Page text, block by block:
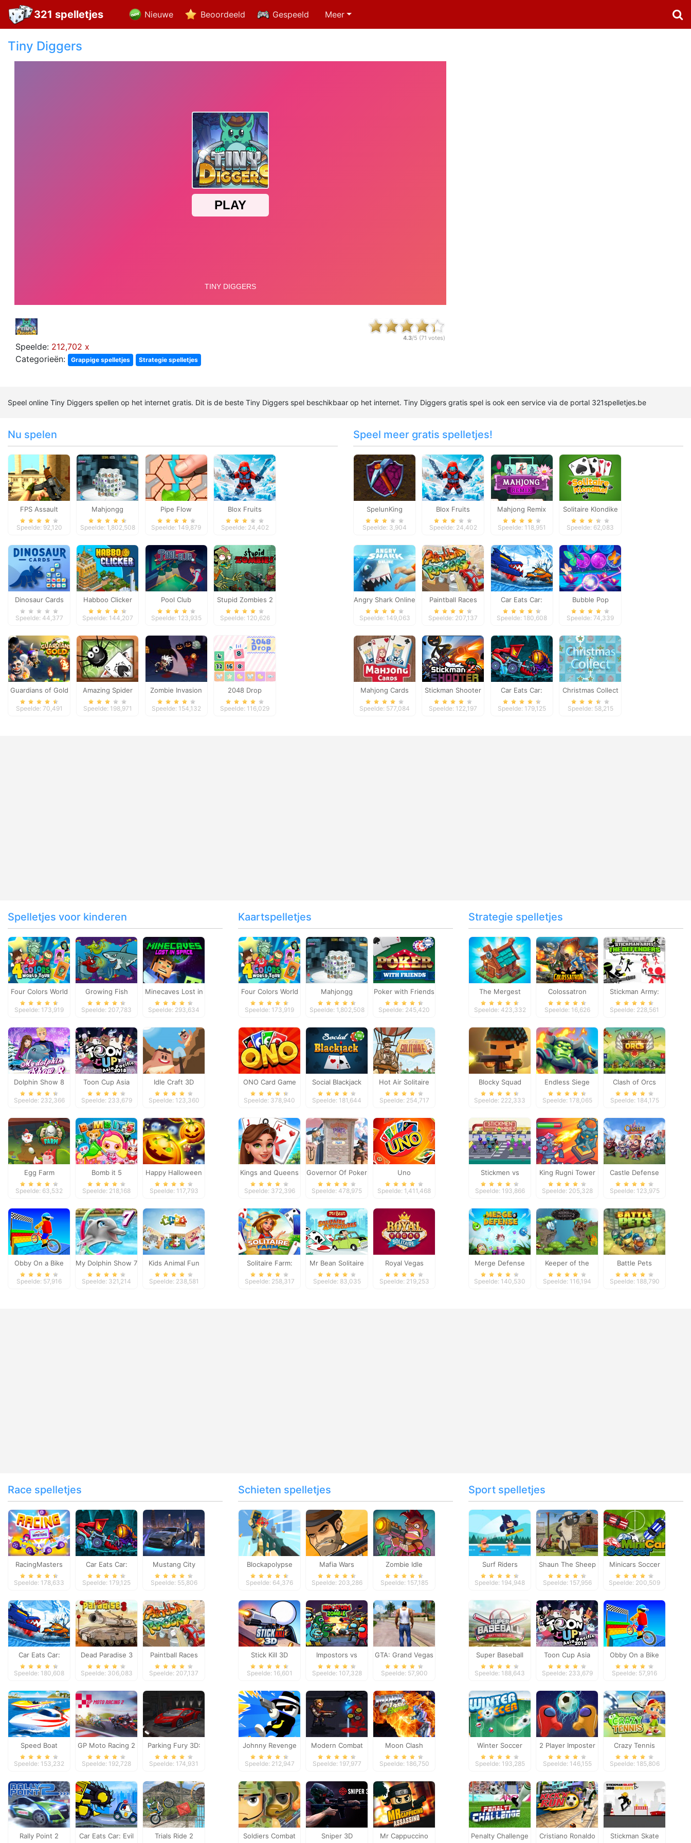
321 spelletjes Nieuwe Beoordeeld Gespeeld Meer
Tiny Diggers
Speelde: 212,702 x
Categorieën:
Grappige spelletjes Strategie spelletjes
4.3/5 (71 votes)
Speel online Tiny Diggers spellen op het internet gratis. Dit is de beste Tiny Diggers spel beschikbaar op het internet. Tiny Diggers gratis spel is ook een service via de portal 321spelletjes.be
Nu spelen
FPS Assault
Shooter
Speelde: 92,120
Mahjongg
Dimensions
Speelde: 1,802,508
Pipe Flow
Speelde: 149,879
Blox Fruits
Speelde: 24,402
Dinosaur Cards
Speelde: 44,377
Habboo Clicker
Speelde: 144,207
Pool Club
Speelde: 123,935
Stupid Zombies 2
Speelde: 120,626
Guardians of Gold
Speelde: 70,491
Amazing Spider
Solitaire
Speelde: 198,971
Zombie Invasion
Speelde: 154,132
2048 Drop
Speelde: 116,029
Speel meer gratis spelletjes!
SpelunKing
Speelde: 3,904
Blox Fruits
Speelde: 24,402
Mahjong Remix
Speelde: 118,951
Solitaire Klondike
Speelde: 62,083
Angry Shark Online
Speelde: 149,063
Paintball Races
Speelde: 207,137
Car Eats Car:
Winter Adventure
Speelde: 180,608
Bubble Pop
Butterfly
Speelde: 74,339
Mahjong Cards
Speelde: 577,084
Stickman Shooter
2
Speelde: 122,197
Car Eats Car:
Dungeon
Speelde: 179,125
Christmas Collect
Speelde: 58,215
Spelletjes voor kinderen
Four Colors World
Tour
Speelde: 173,919
Growing Fish
Speelde: 207,783
Minecaves Lost in
Space
Speelde: 293,634
Dolphin Show 8
Speelde: 232,366
Toon Cup Asia
Pacific 2018
Speelde: 233,679
Idle Craft 3D
Speelde: 123,360
Egg Farm
Speelde: 63,532
Bomb it 5
Speelde: 218,168
Happy Halloween
Speelde: 117,793
Obby On a Bike
Speelde: 57,916
My Dolphin Show 7
Speelde: 321,214
Kids Animal Fun
Speelde: 238,581
Kaartspelletjes
Four Colors World
Tour
Speelde: 173,919
Mahjongg
Dimensions
Speelde: 1,802,508
Poker with Friends
Speelde: 245,420
ONO Card Game
Speelde: 378,940
Social Blackjack
Speelde: 181,644
Hot Air Solitaire
Speelde: 254,717
Kings and Queens
Solitaire Tripeaks
Speelde: 372,396
Governor Of Poker
2
Speelde: 478,975
Uno
Speelde: 1,411,468
Solitaire Farm:
Seasons
Speelde: 258,317
Mr Bean Solitaire
Adventures
Speelde: 83,035
Royal Vegas
Solitaire
Speelde: 219,253
Strategie spelletjes
The Mergest
Kingdom
Speelde: 423,332
Colossatron
Speelde: 16,626
Stickman Army:
The Defenders
Speelde: 228,561
Blocky Squad
Speelde: 222,333
Endless Siege
Speelde: 178,065
Clash of Orcs
Speelde: 184,175
Stickmen vs
Zombies
Speelde: 193,866
King Rugni Tower
Defense
Speelde: 205,328
Castle Defense
Speelde: 123,975
Merge Defense
Speelde: 140,530
Keeper of the
Grove 2
Speelde: 116,194
Battle Pets
Speelde: 188,790
Race spelletjes
RacingMasters
Speelde: 178,633
Car Eats Car:
Dungeon
Speelde: 179,125
Mustang City
Driver
Speelde: 55,806
Car Eats Car:
Winter Adventure
Speelde: 180,608
Dead Paradise 3
Speelde: 306,083
Paintball Races
Speelde: 207,137
Speed Boat
Extreme Racing
Speelde: 153,232
GP Moto Racing 2
Speelde: 192,728
Parking Fury 3D:
Night Thief
Speelde: 174,931
Rally Point 2 Car Eats Car: Evil Trials Ride 2
Schieten spelletjes
Blockapolypse
Zombie Shooter
Speelde: 64,376
Mafia Wars
Speelde: 203,286
Zombie Idle
Defense Online
Speelde: 157,185
Stick Kill 3D
Speelde: 16,601
Impostors vs
Zombies: Survival
Speelde: 107,328
GTA: Grand Vegas
Crime
Speelde: 57,900
Johnny Revenge
Speelde: 212,947
Modern Combat
Defense
Speelde: 197,977
Moon Clash
Heroes
Speelde: 186,750
Soldiers Combat Sniper 3D Mr Cappuccino
Sport spelletjes
Surf Riders
Speelde: 194,948
Shaun The Sheep
Baahmy Golf
Speelde: 157,956
Minicars Soccer
Speelde: 200,509
Super Baseball
Speelde: 188,643
Toon Cup Asia
Pacific 2018
Speelde: 233,679
Obby On a Bike
Speelde: 57,916
Winter Soccer
Speelde: 193,285
2 Player Imposter
Soccer
Speelde: 146,155
Crazy Tennis
Speelde: 185,806
Penalty Challenge Cristiano Ronaldo Stickman Skate